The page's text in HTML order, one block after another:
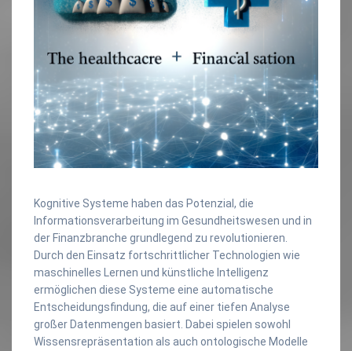
Kognitive Systeme haben das Potenzial, die
Informationsverarbeitung im Gesundheitswesen und in
der Finanzbranche grundlegend zu revolutionieren.
Durch den Einsatz fortschrittlicher Technologien wie
maschinelles Lernen und künstliche Intelligenz
ermöglichen diese Systeme eine automatische
Entscheidungsfindung, die auf einer tiefen Analyse
großer Datenmengen basiert. Dabei spielen sowohl
Wissensrepräsentation als auch ontologische Modelle